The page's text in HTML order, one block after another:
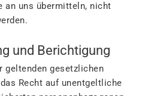
an uns übermitteln, nicht
und Berichtigung
geltenden gesetzlichen
Recht auf unentgeltliche